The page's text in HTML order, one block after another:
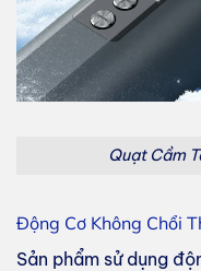
Quạt Cầm
Động Cơ Không Chổi
Sản phẩm sử dụng